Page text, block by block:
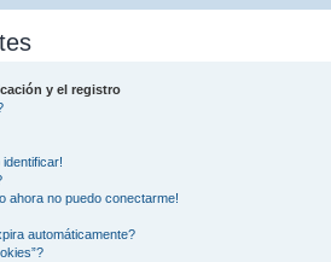
y el registro
ahora no puedo conectarme!
automáticamente?